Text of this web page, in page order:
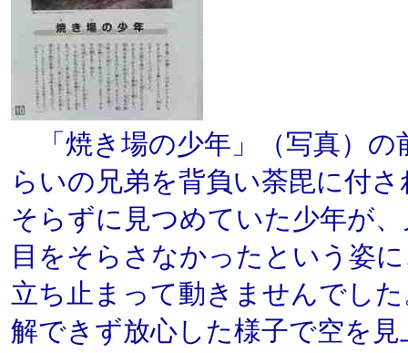
「焼き場の少年」（写真）の
らいの兄弟を背負い荼毘に付
そらずに見つめていた少年が
目をそらさなかったという姿
立ち止まって動きませんでし
解できず放心した様子で空を